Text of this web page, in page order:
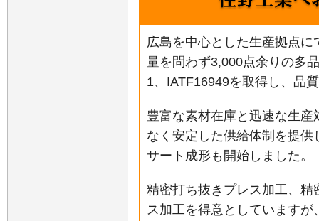
広島を中心とした生産拠点
量を問わず3,000点余りの多
1、IATF16949を取得し、品
豊富な素材在庫と迅速な生
なく安定した供給体制を提
サート成形も開始しました。
精密打ち抜きプレス加工、
ス加工を得意としています